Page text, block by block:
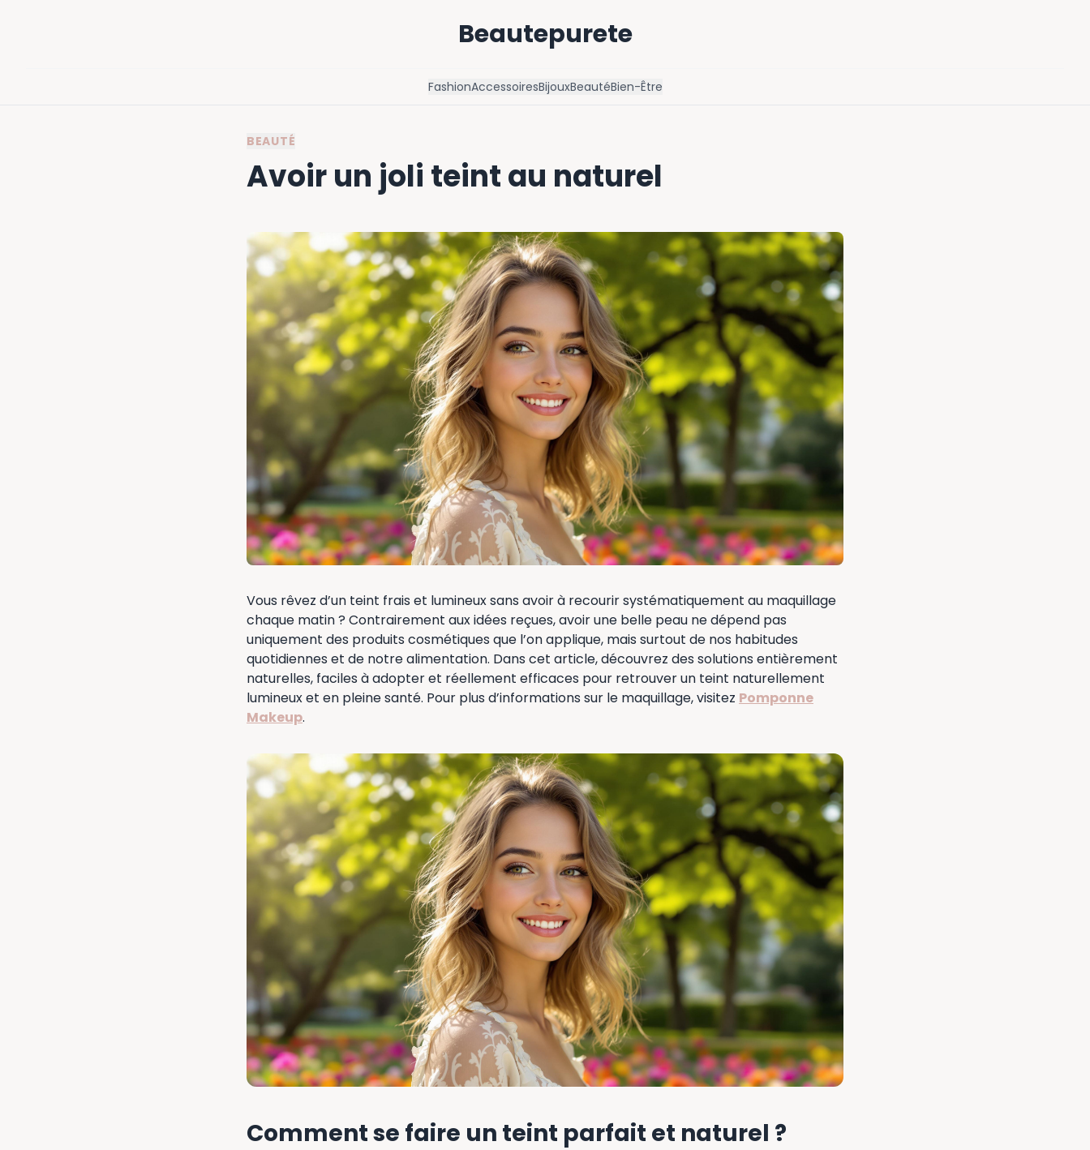
Beautepurete
FashionAccessoiresBijouxBeautéBien-Être
BEAUTÉ
Avoir un joli teint au naturel
Vous rêvez d’un teint frais et lumineux sans avoir à recourir systématiquement au maquillage
chaque matin ? Contrairement aux idées reçues, avoir une belle peau ne dépend pas
uniquement des produits cosmétiques que l’on applique, mais surtout de nos habitudes
quotidiennes et de notre alimentation. Dans cet article, découvrez des solutions entièrement
naturelles, faciles à adopter et réellement efficaces pour retrouver un teint naturellement
lumineux et en pleine santé. Pour plus d’informations sur le maquillage, visitez Pomponne
Makeup.
Comment se faire un teint parfait et naturel ?